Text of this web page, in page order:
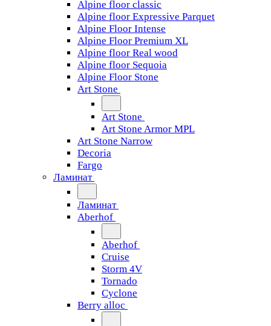
Alpine floor classic
Alpine floor Expressive Parquet
Alpine Floor Intense
Alpine Floor Premium XL
Alpine floor Real wood
Alpine floor Sequoia
Alpine Floor Stone
Art Stone
Art Stone
Art Stone Armor MPL
Art Stone Narrow
Decoria
Fargo
Ламинат
Ламинат
Aberhof
Aberhof
Cruise
Storm 4V
Tornado
Сyclone
Berry alloc